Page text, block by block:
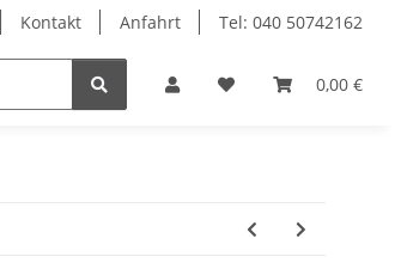
Kontakt Anfahrt Tel: 040 50742162
0,00 €